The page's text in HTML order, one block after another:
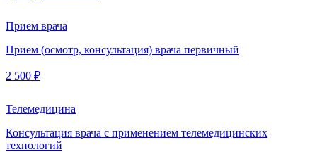
Прием врача
Прием (осмотр, консультация) врача первичный
2 500 ₽
Телемедицина
Консультация врача с применением телемедицинских
технологий